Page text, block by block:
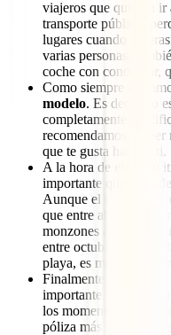
viajeros que quieren ir
transporte público,
lugares cuando
varias personas,
coche con conductor,
Como siempre
modelo. Es decir, no
completamente
recomendamos es
que te gusta hacer a
A la hora de elegir tu
importante que
Aunque el tiempo es
que entre abril y
monzones afectan al
entre octubre y
playa, es mejor
Finalmente, aunque
importante viajar
los momentos más
póliza más completa